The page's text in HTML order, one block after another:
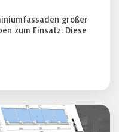
großer
zum Einsatz. Diese